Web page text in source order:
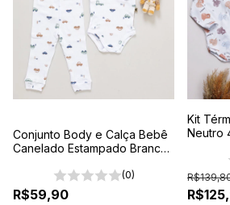
Conjunto Body e Calça Bebê
Canelado Estampado Branco-
(0)
R$59,90
Kit
Neutro